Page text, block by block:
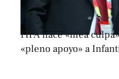
FIFA hace «mea
«pleno apoyo» a